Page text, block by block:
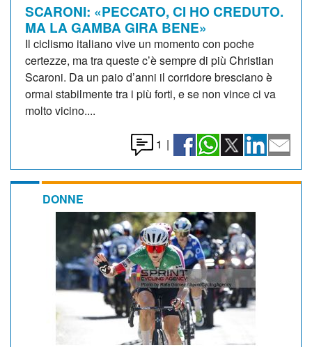
SCARONI: «PECCATO, CI HO CREDUTO.
MA LA GAMBA GIRA BENE»
Il ciclismo italiano vive un momento con poche
certezze, ma tra queste c’è sempre di più Christian
Scaroni. Da un paio d’anni il corridore bresciano è
ormai stabilmente tra i più forti, e se non vince ci va
molto vicino....
1 |
DONNE